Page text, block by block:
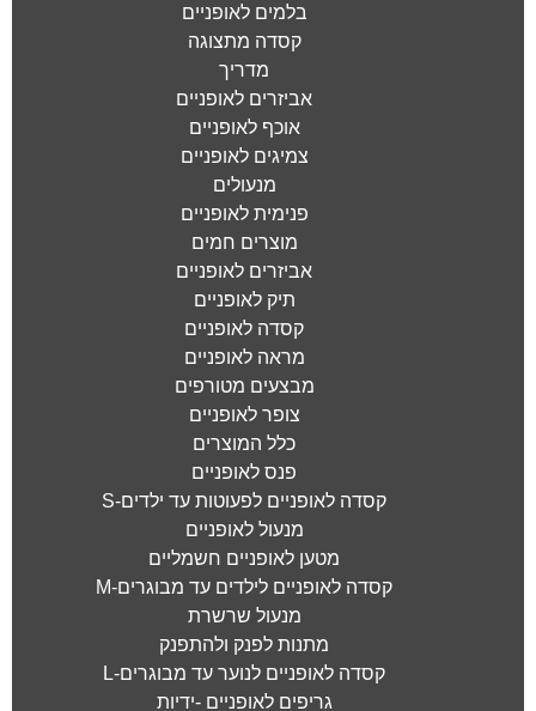
בלמים לאופניים
קסדה מתצוגה
מדריך
אביזרים לאופניים
אוכף לאופניים
צמיגים לאופניים
מנעולים
פנימית לאופניים
מוצרים חמים
אביזרים לאופניים
תיק לאופניים
קסדה לאופניים
מראה לאופניים
מבצעים מטורפים
צופר לאופניים
כלל המוצרים
פנס לאופניים
קסדה לאופניים לפעוטות עד ילדים-S
מנעול לאופניים
מטען לאופניים חשמליים
קסדה לאופניים לילדים עד מבוגרים-M
מנעול שרשרת
מתנות לפנק ולהתפנק
קסדה לאופניים לנוער עד מבוגרים-L
גריפים לאופניים -ידיות